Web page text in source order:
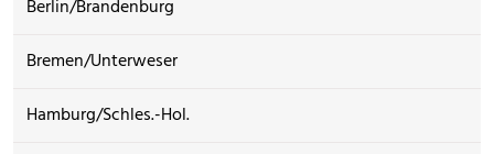
Berlin/Brandenburg
Bremen/Unterweser
Hamburg/Schles.-Hol.